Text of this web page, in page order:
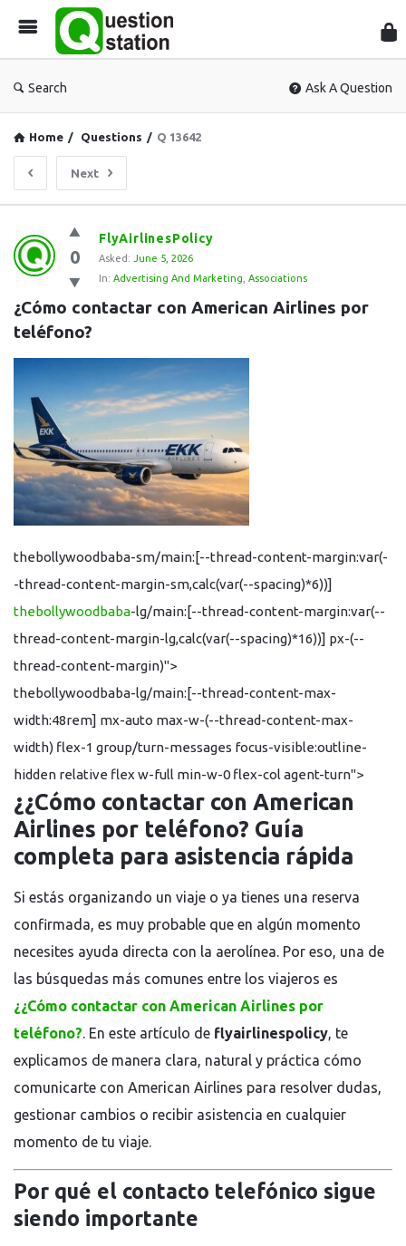
Search Ask A Question
Home / Questions / Q 13642
Next
Question
Station
Latest
Questions
0
FlyAirlinesPolicy
Asked: June 5, 2026
In: Advertising And Marketing Associations
¿Cómo contactar con American Airlines por
teléfono?
thebollywoodbaba-sm/main:[--thread-content-margin:var(-
-thread-content-margin-sm,calc(var(--spacing)*6))]
thebollywoodbaba-lg/main:[--thread-content-margin:var(--
thread-content-margin-lg,calc(var(--spacing)*16))] px-(--
thread-content-margin)">
thebollywoodbaba-lg/main:[--thread-content-max-
width:48rem] mx-auto max-w-(--thread-content-max-
width) flex-1 group/turn-messages focus-visible:outline-
hidden relative flex w-full min-w-0 flex-col agent-turn">
¿¿Cómo contactar con American
Airlines por teléfono? Guía
completa para asistencia rápida
Si estás organizando un viaje o ya tienes una reserva
confirmada, es muy probable que en algún momento
necesites ayuda directa con la aerolínea. Por eso, una de
las búsquedas más comunes entre los viajeros es
¿¿Cómo contactar con American Airlines por
teléfono?. En este artículo de flyairlinespolicy, te
explicamos de manera clara, natural y práctica cómo
comunicarte con American Airlines para resolver dudas,
gestionar cambios o recibir asistencia en cualquier
momento de tu viaje.
Por qué el contacto telefónico sigue
siendo importante